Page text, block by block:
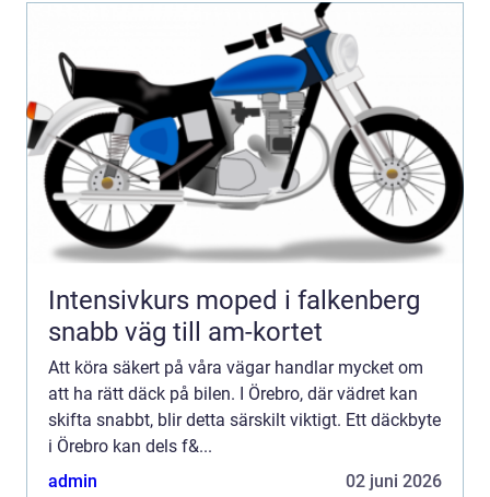
Intensivkurs moped i falkenberg
snabb väg till am-kortet
Att köra säkert på våra vägar handlar mycket om
att ha rätt däck på bilen. I Örebro, där vädret kan
skifta snabbt, blir detta särskilt viktigt. Ett däckbyte
i Örebro kan dels f&...
admin
02 juni 2026